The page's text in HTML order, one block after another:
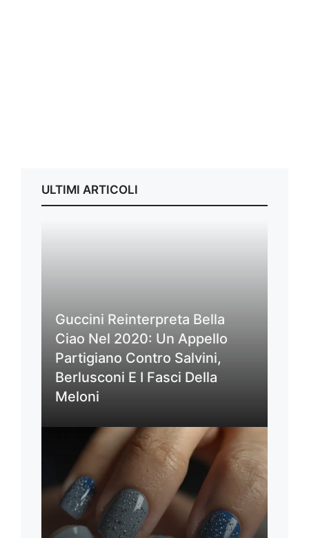
ULTIMI ARTICOLI
Guccini Reinterpreta Bella
Ciao Nel 2020: Un Appello
Partigiano Contro Salvini,
Berlusconi E I Fasci Della
Meloni